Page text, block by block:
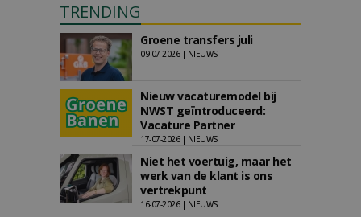
TRENDING
Groene transfers juli
09-07-2026 | NIEUWS
Nieuw vacaturemodel bij
NWST geïntroduceerd:
Vacature Partner
17-07-2026 | NIEUWS
Niet het voertuig, maar het
werk van de klant is ons
vertrekpunt
16-07-2026 | NIEUWS